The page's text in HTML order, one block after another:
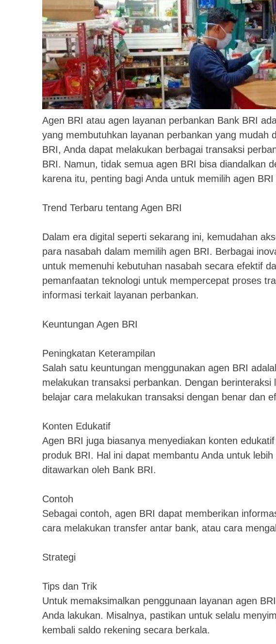
Agen BRI atau agen layanan perbankan Bank BRI
yang membutuhkan layanan perbankan yang mudah
BRI, Anda dapat melakukan berbagai transaksi
BRI. Namun, tidak semua agen BRI bisa diandalkan
karena itu, penting bagi Anda untuk memilih agen
Trend Terbaru tentang Agen BRI
Dalam era digital seperti sekarang ini, kemudahan
para nasabah dalam memilih agen BRI. Berbagai
untuk memenuhi kebutuhan nasabah secara efektif
pemanfaatan teknologi untuk mempercepat proses
informasi terkait layanan perbankan.
Keuntungan Agen BRI
Peningkatan Keterampilan
Salah satu keuntungan menggunakan agen BRI
melakukan transaksi perbankan. Dengan
belajar cara melakukan transaksi dengan benar dan
Konten Edukatif
Agen BRI juga biasanya menyediakan konten
produk BRI. Hal ini dapat membantu Anda untuk
ditawarkan oleh Bank BRI.
Contoh
Sebagai contoh, agen BRI dapat memberikan
cara melakukan transfer antar bank, atau cara
Strategi
Tips dan Trik
Untuk memaksimalkan penggunaan layanan agen
Anda lakukan. Misalnya, pastikan untuk selalu
kembali saldo rekening secara berkala.